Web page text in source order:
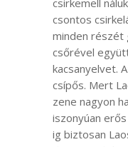
csontos
minden részét
csőrével
kacsanyelvet.
csípős. Mert
zene nagyon
iszonyúan
ig biztosan